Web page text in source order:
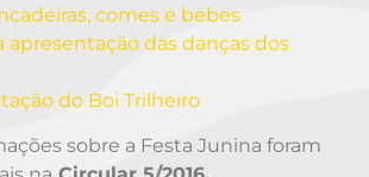
comes e bebes
apresentação das danças dos
do Boi Trilheiro
sobre a Festa Junina foram